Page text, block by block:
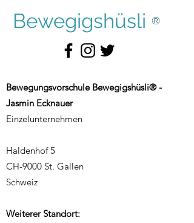
Bewegigshüsli ®
Bewegungsvorschule Bewegigshüsli® -
Jasmin Ecknauer
Einzelunternehmen
Haldenhof 5
CH-9000 St. Gallen
Schweiz
Weiterer Standort: